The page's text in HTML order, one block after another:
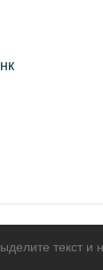
текст и